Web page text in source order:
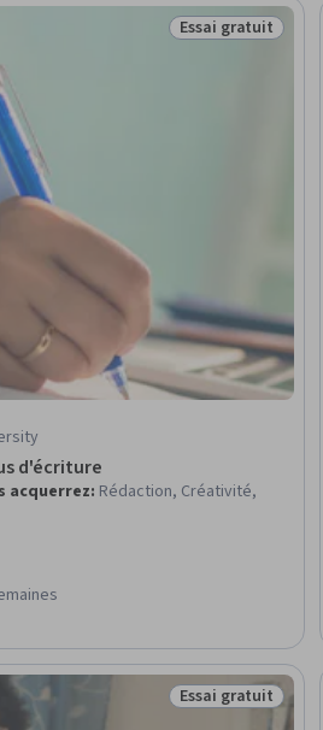
Statut : Essai
Essai gratuit
d'écriture
acquerrez: Rédaction, Créativité,
Statut : Essai
Essai gratuit